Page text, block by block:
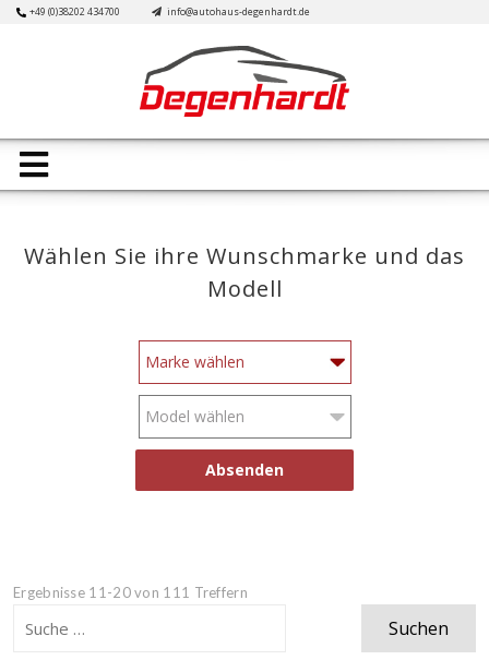
Skip+49 (0)38202 434700 info@autohaus-degenhardt.de
Open
Wählen Sie ihre Wunschmarke und das
Modell
Absenden
Ergebnisse 11-20 von 111 Treffern
Suchen